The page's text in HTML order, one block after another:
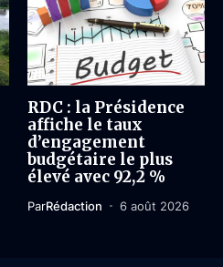
RDC : la Présidence
affiche le taux
d’engagement
budgétaire le plus
élevé avec 92,2 %
ParRédaction 6 août 2026